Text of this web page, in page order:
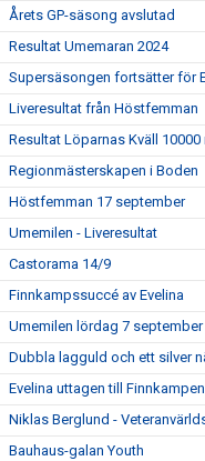
Årets GP-säsong avslutad
Resultat Umemaran 2024
Supersäsongen fortsätter för
Liveresultat från Höstfemman
Resultat Löparnas Kväll 10000
Regionmästerskapen i Boden
Höstfemman 17 september
Umemilen - Liveresultat
Castorama 14/9
Finnkampssuccé av Evelina
Umemilen lördag 7 september
Dubbla lagguld och ett silver
Evelina uttagen till Finnkampen
Niklas Berglund -
Bauhaus-galan Youth